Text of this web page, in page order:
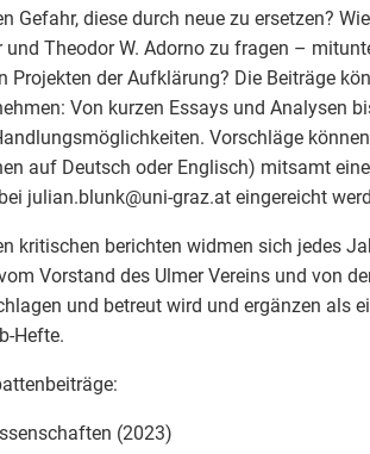
Gefahr, diese durch neue zu ersetzen?
Theodor W. Adorno zu fragen –
Projekten der Aufklärung? Die Beiträge
Von kurzen Essays und Analysen
Vorschläge
auf Deutsch oder Englisch) mitsamt
julian.blunk@uni-graz.at eingereicht
kritischen berichten widmen sich jedes
Vorstand des Ulmer Vereins und von
und betreut wird und ergänzen als
Hefte.
(2023)